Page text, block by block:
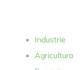
Industrie
Agricultura